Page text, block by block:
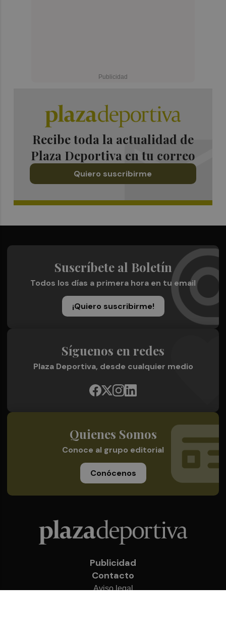
Recibe toda la actualidad de
Plaza Deportiva en tu correo
Quiero suscribirme
Suscríbete al Boletín
Todos los días a primera hora en tu email
¡Quiero suscribirme!
Síguenos en redes
Plaza Deportiva, desde cualquier medio
Quienes Somos
Conoce al grupo editorial
Conócenos
Publicidad
Contacto
Aviso legal